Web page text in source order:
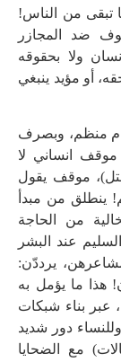
تبقى من الناس!
ضد المجازر
ولا بحقوقه
أو مؤيد ينبغي
منظم، وبصرف
موقف انساني لا
موقف يقول
ينطلق من مبدأ
من الحاجة
عند البشر
يرددّن:
هذا ما يؤمل به
عبر بناء شبكات
دور شديد
مع الضحايا